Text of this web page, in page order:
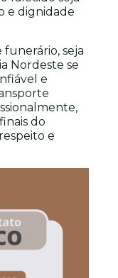
e dignidade
seja
Nordeste se
e
do
e